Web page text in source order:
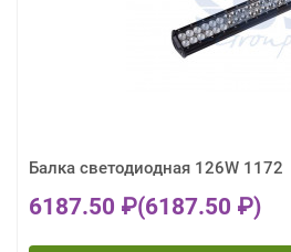
Балка светодиодная 126W 1172
6187.50 ₽(6187.50 ₽)